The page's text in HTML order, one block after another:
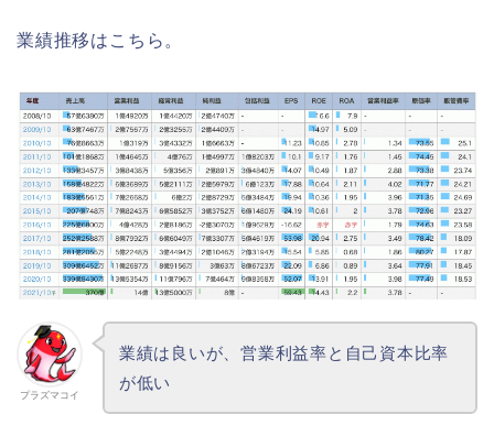
業績推移はこちら。
プラズマコイ
業績は良いが、営業利益率と自己資本比率
が低い